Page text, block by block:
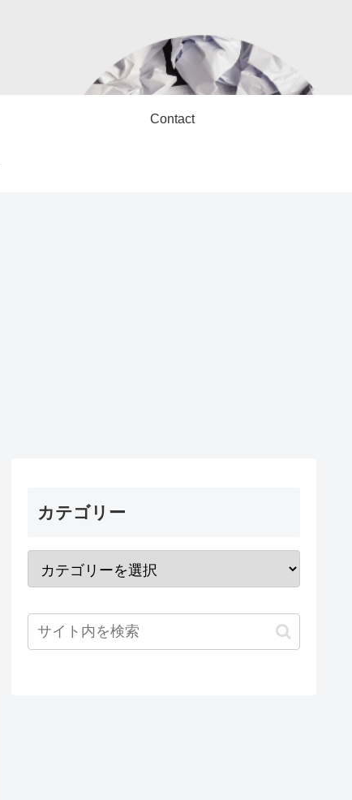
Contact
カテゴリー